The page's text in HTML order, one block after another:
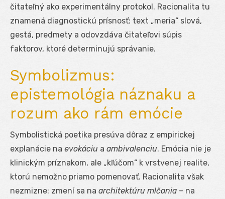
čitateľný ako experimentálny protokol. Racionalita tu
znamená diagnostickú prísnosť: text „meria“ slová,
gestá, predmety a odovzdáva čitateľovi súpis
faktorov, ktoré determinujú správanie.
Symbolizmus:
epistemológia náznaku a
rozum ako rám emócie
Symbolistická poetika presúva dôraz z empirickej
explanácie na evokáciu a ambivalenciu. Emócia nie je
klinickým príznakom, ale „kľúčom“ k vrstvenej realite,
ktorú nemožno priamo pomenovať. Racionalita však
nezmizne: zmení sa na architektúru mlčania – na